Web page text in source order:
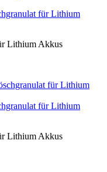
für Lithium
Lithium Akkus
für Lithium
Lithium Akkus